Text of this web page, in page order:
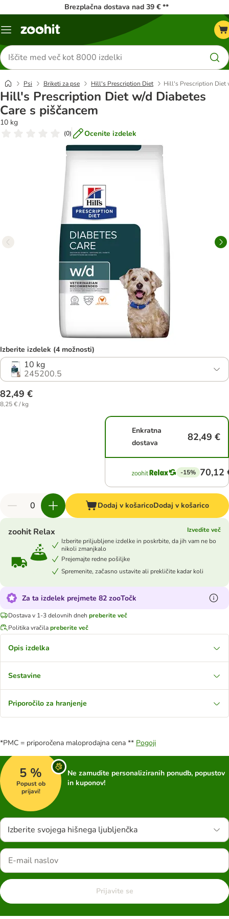
Brezplačna dostava nad 39 € **
Meni
Iskanje
izdelkov
Psi Briketi za pse Hill's Prescription Diet Hill's Prescription Diet
Hill's Prescription Diet w/d Diabetes
Care s piščancem
10 kg
(0) Ocenite izdelek
Izberite izdelek (4 možnosti)
10 kg
245200.5
82,49 €
8,25 € / kg
Enkratna
dostava
82,49 €
-15% 70,12
Dodaj v košaricoDodaj v košarico
zoohit Relax
Izvedite več
Izberite priljubljene izdelke in poskrbite, da jih vam ne bo
nikoli zmanjkalo
Prejemajte redne pošiljke
Spremenite, začasno ustavite ali prekličite kadar koli
Za ta izdelek prejmete 82 zooTočk
Dostava v 1-3 delovnih dneh preberite več
Politika vračilapreberite več
Opis izdelka
Sestavine
Priporočilo za hranjenje
*PMC = priporočena maloprodajna cena ** Pogoji
5 %
Popust ob
prijavi!
Ne zamudite personaliziranih ponudb, popustov
in kuponov!
Izberite svojega hišnega ljubljenčka
Prijavite se